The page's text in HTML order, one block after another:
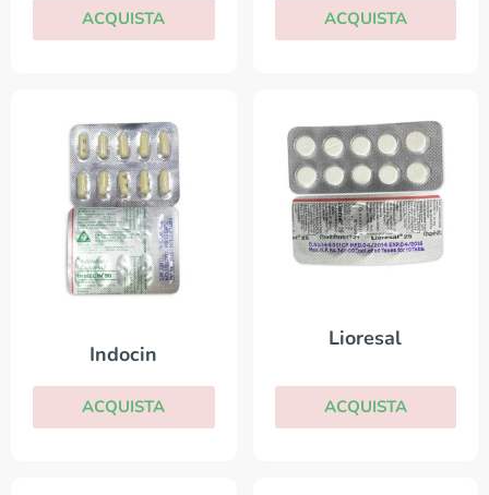
ACQUISTA ACQUISTA
Indocin
ACQUISTA
Lioresal
ACQUISTA